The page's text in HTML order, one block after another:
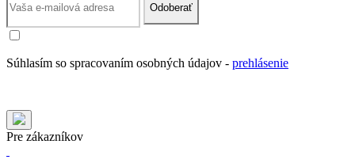
Odoberať
Súhlasím so spracovaním osobných údajov - prehlásenie
Pre zákazníkov